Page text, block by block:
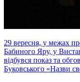
29 вересня, у межах
Бабиного Яру, у
відбувся показ та
Буковського «Назви